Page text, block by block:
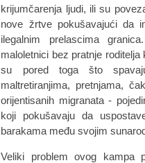
krijumčarenja ljudi, ili su
nove žrtve pokušavajući da
ilegalnim prelascima
maloletnici bez pratnje
su pored toga što
maltretiranjima, pretnjama,
orijentisanih migranata -
koji pokušavaju da
barakama među svojim
Veliki problem ovog kampa